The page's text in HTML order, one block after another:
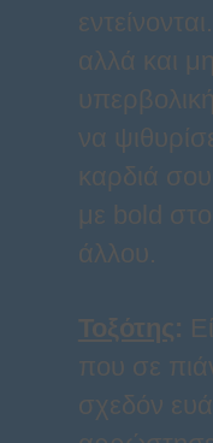
αλλά και
να
καρδιά
με bold
άλλου.
Τοξότης:
που σε
σχεδόν